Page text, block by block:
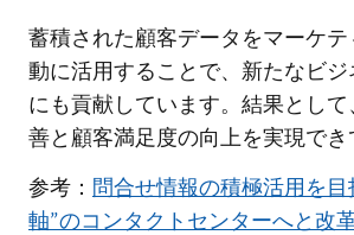
蓄積された顧客データをマーケ
動に活用することで、新たなビ
にも貢献しています。結果とし
善と顧客満足度の向上を実現でき
参考： 問合せ情報の積極活用を目
軸”のコンタクトセンターへと改